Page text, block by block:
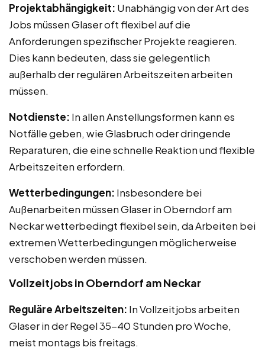
Projektabhängigkeit: Unabhängig von der Art des
Jobs müssen Glaser oft flexibel auf die
Anforderungen spezifischer Projekte reagieren.
Dies kann bedeuten, dass sie gelegentlich
außerhalb der regulären Arbeitszeiten arbeiten
müssen.
Notdienste: In allen Anstellungsformen kann es
Notfälle geben, wie Glasbruch oder dringende
Reparaturen, die eine schnelle Reaktion und flexible
Arbeitszeiten erfordern.
Wetterbedingungen: Insbesondere bei
Außenarbeiten müssen Glaser in Oberndorf am
Neckar wetterbedingt flexibel sein, da Arbeiten bei
extremen Wetterbedingungen möglicherweise
verschoben werden müssen.
Vollzeitjobs in Oberndorf am Neckar
Reguläre Arbeitszeiten: In Vollzeitjobs arbeiten
Glaser in der Regel 35-40 Stunden pro Woche,
meist montags bis freitags.